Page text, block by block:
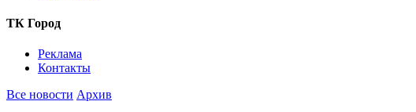
ТК Город
Реклама
Контакты
Все новости Архив